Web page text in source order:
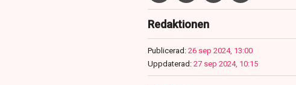
Redaktionen
Publicerad: 26 sep 2024, 13:00
Uppdaterad: 27 sep 2024, 10:15